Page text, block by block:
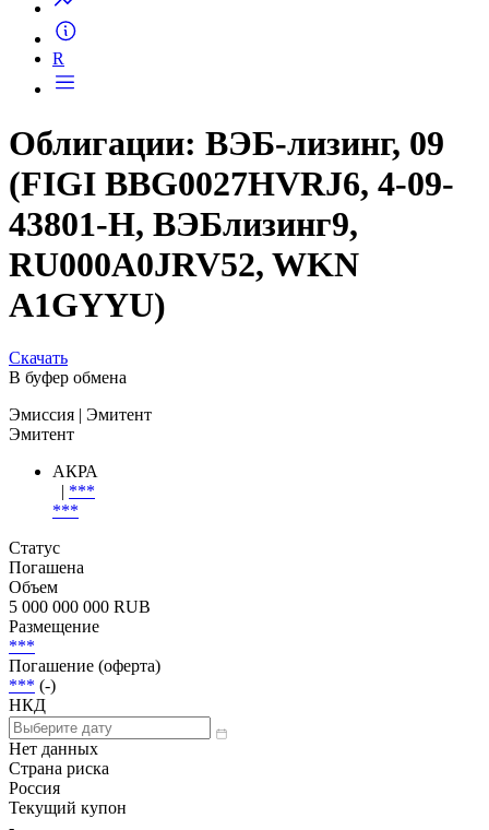
R
Облигации: ВЭБ-лизинг, 09
(FIGI BBG0027HVRJ6, 4-09-
43801-H, ВЭБлизинг9,
RU000A0JRV52, WKN
A1GYYU)
Скачать
В буфер обмена
Эмиссия | Эмитент
Эмитент
АКРА
| ***
***
Статус
Погашена
Объем
5 000 000 000 RUB
Размещение
***
Погашение (оферта)
*** (-)
НКД
Нет данных
Страна риска
Россия
Текущий купон